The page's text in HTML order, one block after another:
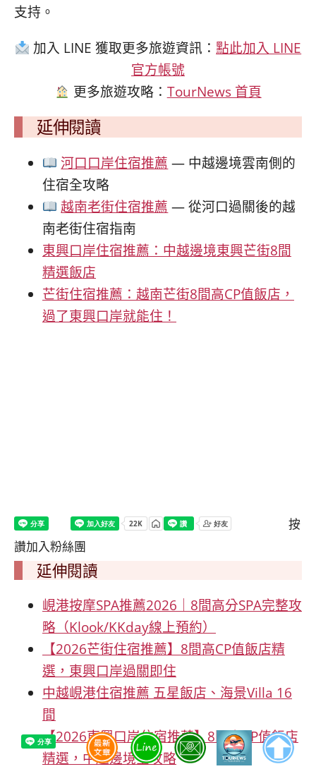
支持。
加入 LINE 獲取更多旅遊資訊： 點此加入 LINE
官方帳號
更多旅遊攻略： TourNews 首頁
延伸閱讀
河口口岸住宿推薦 — 中越邊境雲南側的
住宿全攻略
越南老街住宿推薦 — 從河口過關後的越
南老街住宿指南
東興口岸住宿推薦：中越邊境東興芒街8間
精選飯店
芒街住宿推薦：越南芒街8間高CP值飯店，
過了東興口岸就能住！
按
讚加入粉絲團
延伸閱讀
峴港按摩SPA推薦2026｜8間高分SPA完整攻
略（Klook/KKday線上預約）
【2026芒街住宿推薦】8間高CP值飯店精
選，東興口岸過關即住
中越峴港住宿推薦 五星飯店、海景Villa 16
間
【2026東興口岸住宿推薦】8間高CP值飯店
精選，中越邊境全攻略